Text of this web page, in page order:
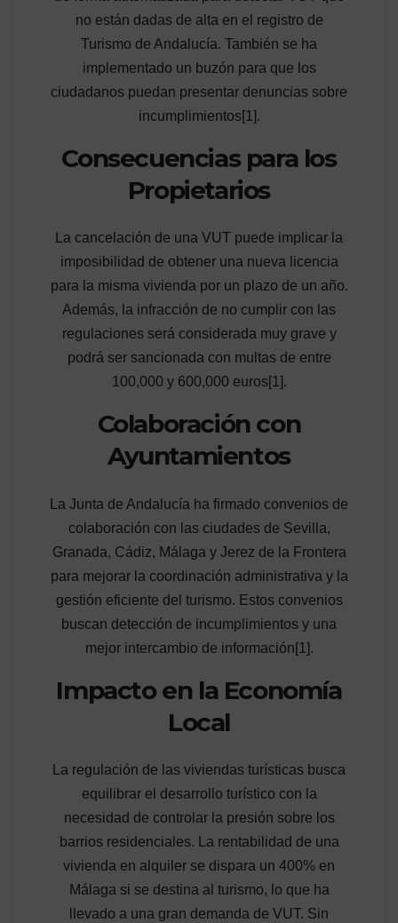
no están dadas de alta en el registro de
Turismo de Andalucía. También se ha
implementado un buzón para que los
ciudadanos puedan presentar denuncias sobre
incumplimientos[1].
Consecuencias para los
Propietarios
La cancelación de una VUT puede implicar la
imposibilidad de obtener una nueva licencia
para la misma vivienda por un plazo de un año.
Además, la infracción de no cumplir con las
regulaciones será considerada muy grave y
podrá ser sancionada con multas de entre
100,000 y 600,000 euros[1].
Colaboración con
Ayuntamientos
La Junta de Andalucía ha firmado convenios de
colaboración con las ciudades de Sevilla,
Granada, Cádiz, Málaga y Jerez de la Frontera
para mejorar la coordinación administrativa y la
gestión eficiente del turismo. Estos convenios
buscan detección de incumplimientos y una
mejor intercambio de información[1].
Impacto en la Economía
Local
La regulación de las viviendas turísticas busca
equilibrar el desarrollo turístico con la
necesidad de controlar la presión sobre los
barrios residenciales. La rentabilidad de una
vivienda en alquiler se dispara un 400% en
Málaga si se destina al turismo, lo que ha
llevado a una gran demanda de VUT. Sin